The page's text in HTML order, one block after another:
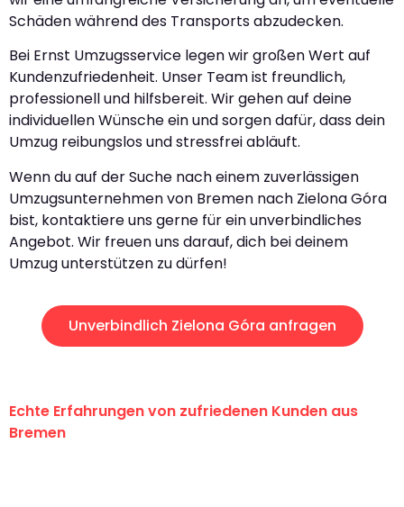
Schäden während des Transports abzudecken.
Bei Ernst Umzugsservice legen wir großen Wert auf
Kundenzufriedenheit. Unser Team ist freundlich,
professionell und hilfsbereit. Wir gehen auf deine
individuellen Wünsche ein und sorgen dafür, dass dein
Umzug reibungslos und stressfrei abläuft.
Wenn du auf der Suche nach einem zuverlässigen
Umzugsunternehmen von Bremen nach Zielona Góra
bist, kontaktiere uns gerne für ein unverbindliches
Angebot. Wir freuen uns darauf, dich bei deinem
Umzug unterstützen zu dürfen!
Unverbindlich Zielona Góra anfragen
Echte Erfahrungen von zufriedenen Kunden aus
Bremen